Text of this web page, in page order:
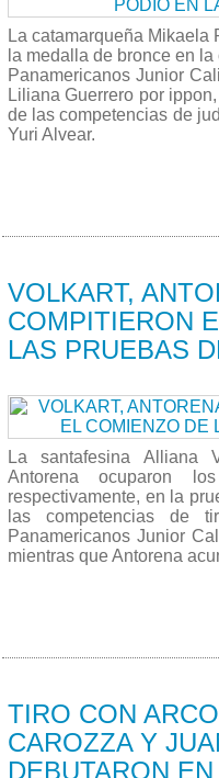
La catamarqueña Mikaela
la medalla de bronce en
Panamericanos Junior
Liliana Guerrero por
de las competencias de
Yuri Alvear.
VOLKART,
COMPITIERON
LAS PRUEBAS
La santafesina Alliana
Antorena ocuparon
respectivamente, en la
las competencias de
Panamericanos Junior
mientras que Antorena
TIRO CON
CAROZZA Y
DEBUTARON